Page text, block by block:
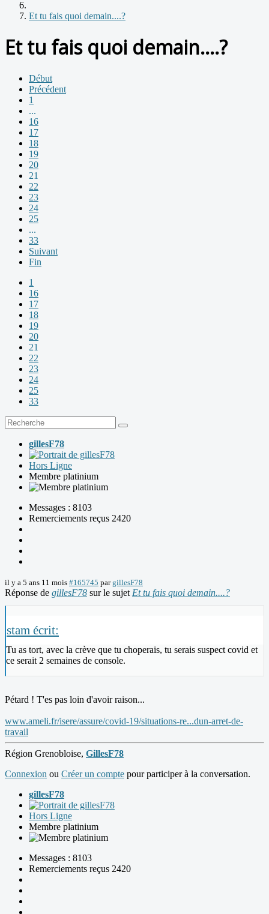
Et tu fais quoi demain....?
Et tu fais quoi demain....?
Début
Précédent
1
...
16
17
18
19
20
21
22
23
24
25
...
33
Suivant
Fin
1
16
17
18
19
20
21
22
23
24
25
33
gillesF78
Hors Ligne
Membre platinium
Messages : 8103
Remerciements reçus 2420
il y a 5 ans 11 mois #165745 pargillesF78
Réponse de gillesF78 sur le sujet Et tu fais quoi demain....?
stam écrit:
Tu as tort, avec la crève que tu choperais, tu serais suspect covid et
ce serait 2 semaines de console.
Pétard ! T'es pas loin d'avoir raison...
www.ameli.fr/isere/assure/covid-19/situations-re...dun-arret-de-
travail
Région Grenobloise, GillesF78
Connexion ou Créer un compte pour participer à la conversation.
gillesF78
Hors Ligne
Membre platinium
Messages : 8103
Remerciements reçus 2420